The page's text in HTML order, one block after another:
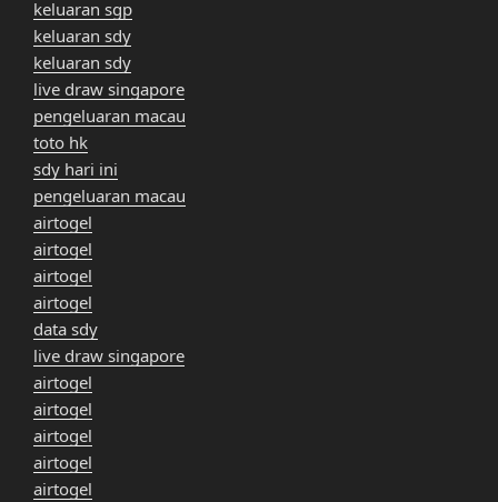
keluaran sgp
keluaran sdy
keluaran sdy
live draw singapore
pengeluaran macau
toto hk
sdy hari ini
pengeluaran macau
airtogel
airtogel
airtogel
airtogel
data sdy
live draw singapore
airtogel
airtogel
airtogel
airtogel
airtogel